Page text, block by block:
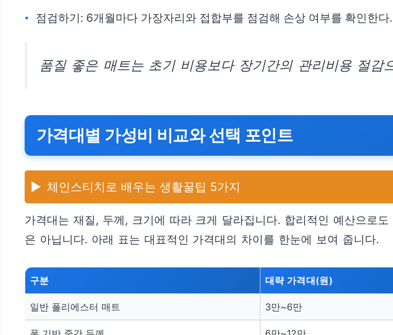
점검하기: 6개월마다 가장자리와 접합부를 점검해 손상 여부를 확인한다.
품질 좋은 매트는 초기 비용보다 장기간의 관리비용 절감
가격대별 가성비 비교와 선택 포인트
▶️ 체인스티치로 배우는 생활꿀팁 5가지
가격대는 재질, 두께, 크기에 따라 크게 달라집니다. 합리적인 예산으로
은 아닙니다. 아래 표는 대표적인 가격대의 차이를 한눈에 보여 줍니다.
구분 대략 가격대(원)
일반 폴리에스터 매트 3만~6만